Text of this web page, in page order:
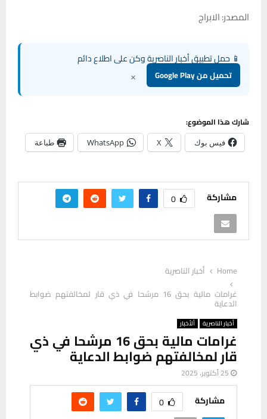
المصدر: الابراج
📱 حمل تطبيق أخبار الناصرية وكن على اطلاع دائم
تحميل من Google Play ×
شارك هذا الموضوع:
فيس بوك X
WhatsApp طباعة
مشاركة 0
Home
أخبار الناصرية
غرامات مالية بحق 16 مرشحا في ذي قار لمخالفتهم ضوابط
الدعاية
أخبار الناصرية ألأخبار
غرامات مالية بحق 16 مرشحا في ذي
قار لمخالفتهم ضوابط الدعاية
25 أكتوبر، 2025
مشاركة 0